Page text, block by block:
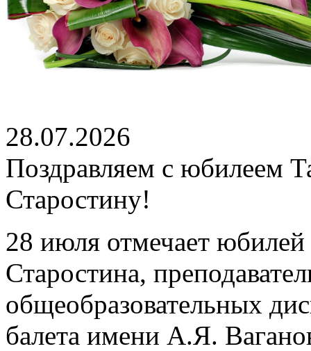
28.07.2026
Поздравляем с юбилеем
Старостину!
28 июля отмечает
Старостина,
общеобразовательных
балета имени А.Я.